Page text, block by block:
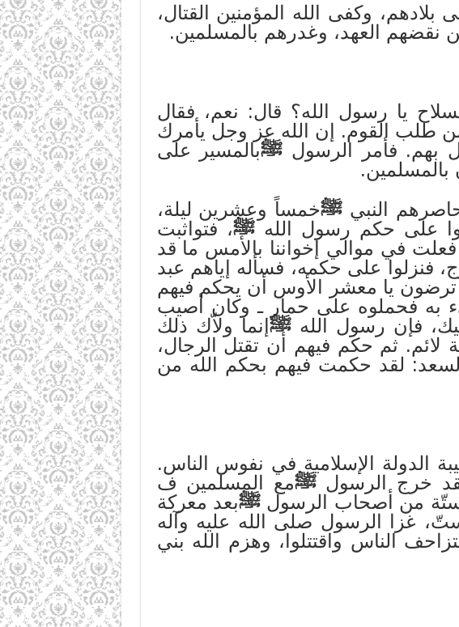
وكفى الله المؤمنين القتال،
نقضهم العهد، وغدرهم بالمسلمين.
يا رسول الله؟ قال: نعم، فقال
طلب القوم. إن الله عز وجل يأمرك
بهم. فأمر الرسول ﷺبالمسير على
بالمسلمين.
النبي ﷺخمساً وعشرين ليلة،
على حكم رسول اللهﷺ، فتواثبت
فعلت في موالي إخواننا بالأمس ما قد
فنزلوا على حكمه، فسأله إياهم عبد
ترضون يا معشر الأوس أن يحكم فيهم
به فحملوه على حمار ـ وكان أصيب
فإن رسول اللهﷺإنما ولاّك ذلك
لائم. ثم حكم فيهم أن تقتل الرجال،
لسعد: لقد حكمت فيهم بحكم الله من
الدولة الإسلامية في نفوس الناس.
فقد خرج الرسولﷺمع المسلمين ف
بستّة من أصحاب الرسولﷺبعد معركة
غزا الرسول صلى الله عليه وآله
الناس واقتتلوا، وهزم الله بني